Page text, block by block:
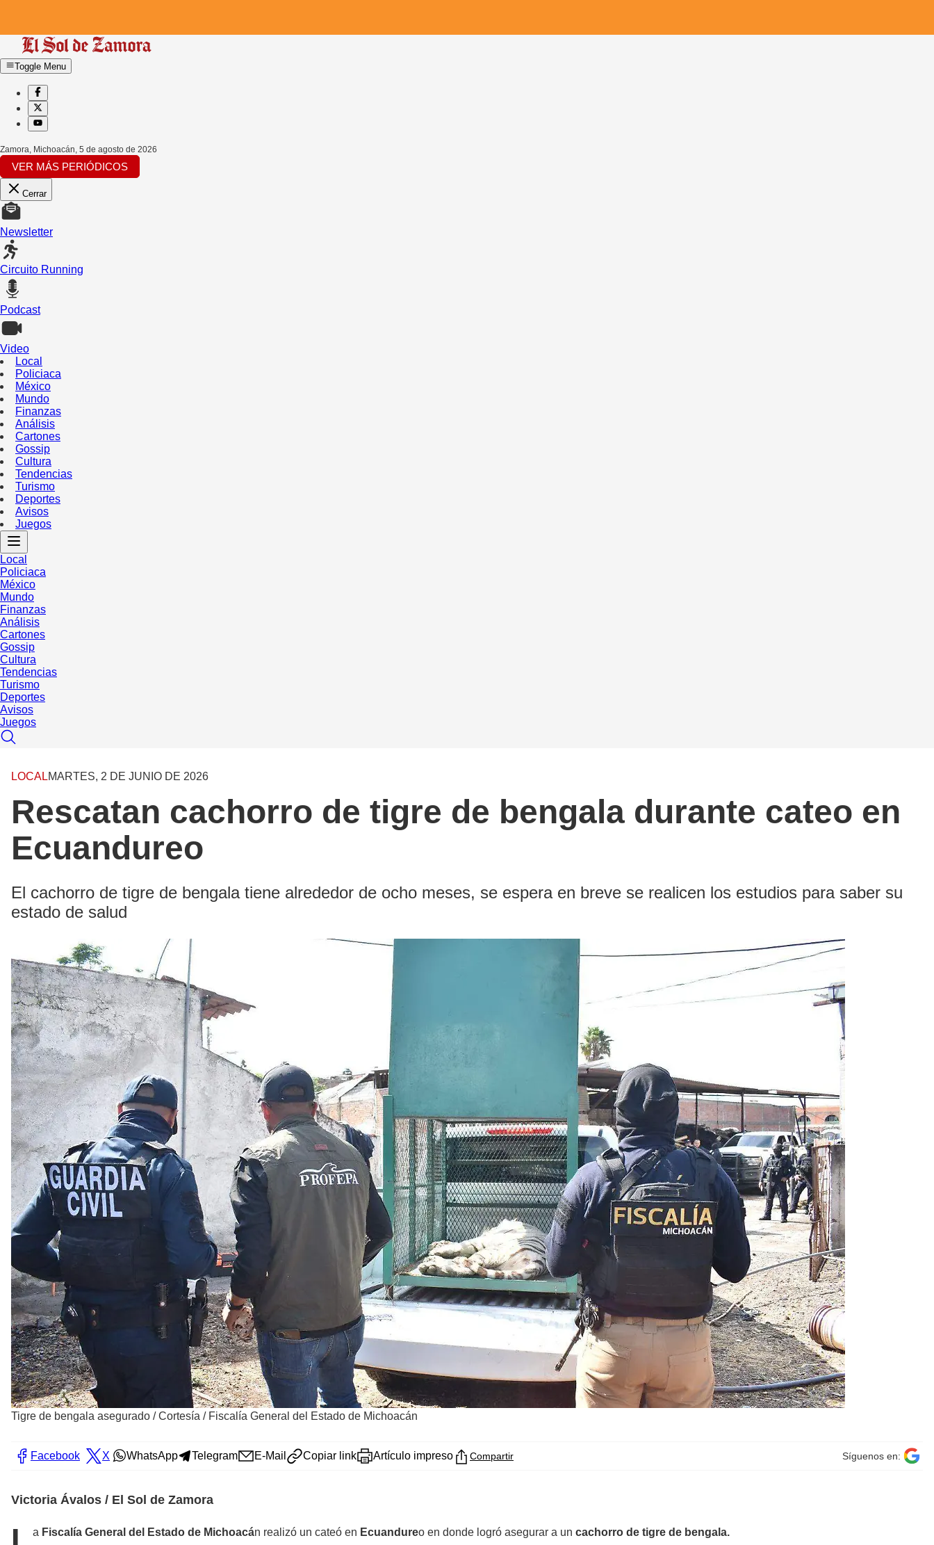
Toggle Menu
Zamora, Michoacán, 5 de agosto de 2026
VER MÁS PERIÓDICOS
Cerrar
Newsletter
Circuito Running
Podcast
Video
Local
Policiaca
México
Mundo
Finanzas
Análisis
Cartones
Gossip
Cultura
Tendencias
Turismo
Deportes
Avisos
Juegos
Local
Policiaca
México
Mundo
Finanzas
Análisis
Cartones
Gossip
Cultura
Tendencias
Turismo
Deportes
Avisos
Juegos
LOCALMARTES, 2 DE JUNIO DE 2026
Rescatan cachorro de tigre de bengala durante cateo en
Ecuandureo
El cachorro de tigre de bengala tiene alrededor de ocho meses, se espera en breve se realicen los estudios para saber su
estado de salud
Tigre de bengala asegurado /Cortesía / Fiscalía General del Estado de Michoacán
Facebook X WhatsApp Telegram E-Mail Copiar link Artículo impreso Compartir Síguenos en:
Victoria Ávalos / El Sol de Zamora
a Fiscalía General del Estado de Michoacán realizó un cateó en Ecuandureo en donde logró asegurar a un cachorro de tigre de bengala.